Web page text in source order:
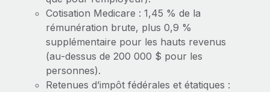
Cotisation Medicare : 1,45 % de la
rémunération brute, plus 0,9 %
supplémentaire pour les hauts revenus
(au‑dessus de 200 000 $ pour les
personnes).
Retenues d’impôt fédérales et étatiques :